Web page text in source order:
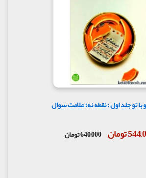
با تو جلد اول : نقطه نه؛ علامت سوال
تومان 640,000 تومان